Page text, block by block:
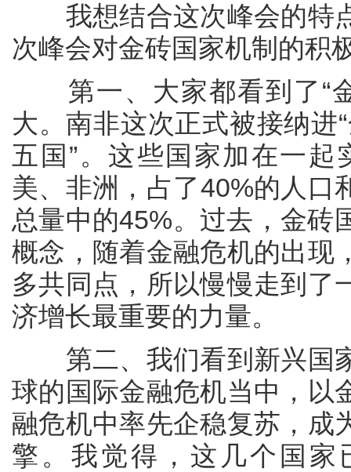
我想结合这次峰会的特
次峰会对金砖国家机制的积
第一、大家都看到了“金
大。南非这次正式被接纳进
五国”。这些国家加在一
美、非洲，占了40%的人口
总量中的45%。过去，金砖
概念，随着金融危机的出现
多共同点，所以慢慢走到了
济增长最重要的力量。
第二、我们看到新兴国
球的国际金融危机当中，以
融危机中率先企稳复苏，成
擎。我觉得，这几个国家